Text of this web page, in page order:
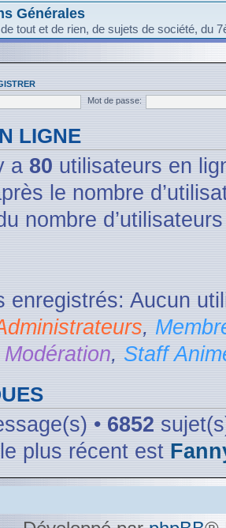
Générales
tout et de rien, de sujets de société, du
Mot de passe:
LIGNE
a 80 utilisateurs en
le nombre
nombre
enregistrés: Aucun
,
Modération, Staff
• 6852
plus récent est